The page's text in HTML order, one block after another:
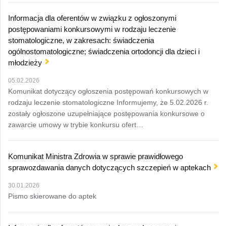
Informacja dla oferentów w związku z ogłoszonymi
postępowaniami konkursowymi w rodzaju leczenie
stomatologiczne, w zakresach: świadczenia
ogólnostomatologiczne; świadczenia ortodoncji dla dzieci i
młodzieży
05.02.2026
Komunikat dotyczący ogłoszenia postępowań konkursowych w
rodzaju leczenie stomatologiczne Informujemy, że 5.02.2026 r.
zostały ogłoszone uzupełniające postępowania konkursowe o
zawarcie umowy w trybie konkursu ofert…
Komunikat Ministra Zdrowia w sprawie prawidłowego
sprawozdawania danych dotyczących szczepień w aptekach
30.01.2026
Pismo skierowane do aptek